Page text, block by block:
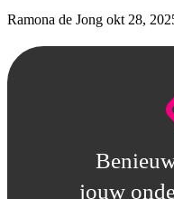
Ramona de Jong okt 28,
jouw